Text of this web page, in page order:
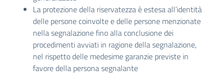
La protezione della riservatezza è estesa all’identità
delle persone coinvolte e delle persone menzionate
nella segnalazione fino alla conclusione dei
procedimenti avviati in ragione della segnalazione,
nel rispetto delle medesime garanzie previste in
favore della persona segnalante